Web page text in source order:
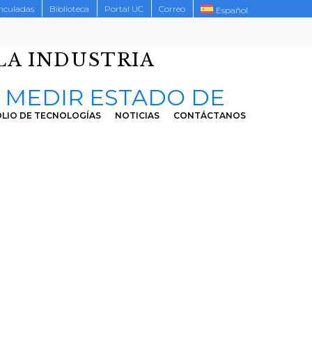
Biblioteca Portal UC Correo Español
INDUSTRIA
DE TECNOLOGÍAS NOTICIAS CONTÁCTANOS
ESTADO DE